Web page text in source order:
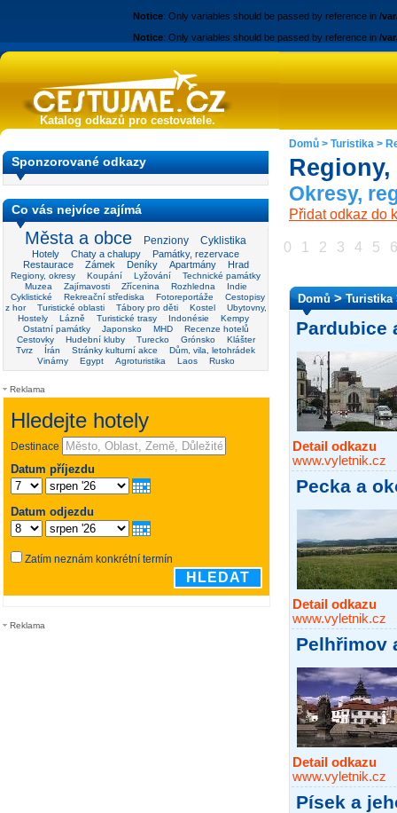
Notice: Only variables should be passed by reference in /
Notice: Only variables should be passed by reference in /
Katalog odkazů pro cestovatele.
Sponzorované odkazy
Co vás nejvíce zajímá
Města a obce Penziony Cyklistika
Hotely Chaty a chalupy
Památky, rezervace
Restaurace
Zámek Deníky Apartmány Hrad
Regiony, okresy Koupání Lyžování
Technické památky
Muzea
Zajímavosti Zřícenina Rozhledna
Indie
Cyklistické
Rekreační střediska Fotoreportáže
Cestopisy
z hor
Turistické oblasti Tábory pro děti Kostel
Ubytovny,
Hostely
Lázně Turistické trasy Indonésie
Kempy
Ostatní památky
Japonsko MHD
Recenze hotelů
Cestovky
Hudební kluby Turecko Grónsko
Klášter
Tvrz
Írán Stránky kulturní akce
Dům, vila, letohrádek
Vinárny
Egypt Agroturistika Laos Rusko
Reklama
Reklama
Domů > Turistika >
Okresy,
Přidat odkaz do
0 1 2 3 4 5 6
Domů>Turistika
Pardubice
Detail odkazu
www.vyletnik.cz
Pecka a
Detail odkazu
www.vyletnik.cz
Pelhřimov
Detail odkazu
www.vyletnik.cz
Písek a